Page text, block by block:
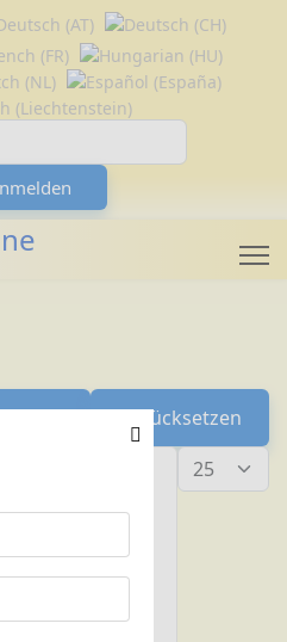
Zurücksetzen
Anzeige #
eure
Medizin und
ist